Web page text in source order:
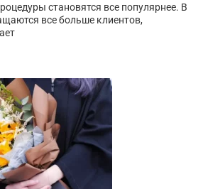
становятся все популярнее. В
все больше клиентов,